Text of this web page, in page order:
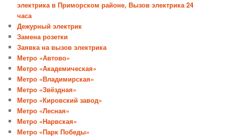
электрика в Приморском районе, Вызов электрика 24
часа
Дежурный электрик
Замена розетки
Заявка на вызов электрика
Метро «Автово»
Метро «Академическая»
Метро «Владимирская»
Метро «Звёздная»
Метро «Кировский завод»
Метро «Лесная»
Метро «Нарвская»
Метро «Парк Победы»